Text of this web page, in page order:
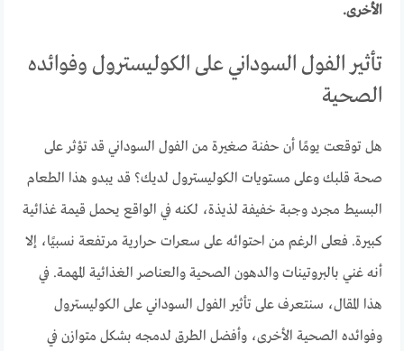
الأخرى.
تأثير الفول السوداني على الكوليسترول وفوائده
الصحية
هل توقعت يومًا أن حفنة صغيرة من الفول السوداني قد تؤثر على
صحة قلبك وعلى مستويات الكوليسترول لديك؟ قد يبدو هذا الطعام
البسيط مجرد وجبة خفيفة لذيذة، لكنه في الواقع يحمل قيمة غذائية
كبيرة. فعلى الرغم من احتوائه على سعرات حرارية مرتفعة نسبيًا، إلا
أنه غني بالبروتينات والدهون الصحية والعناصر الغذائية المهمة. في
هذا المقال، سنتعرف على تأثير الفول السوداني على الكوليسترول
وفوائده الصحية الأخرى، وأفضل الطرق لدمجه بشكل متوازن في